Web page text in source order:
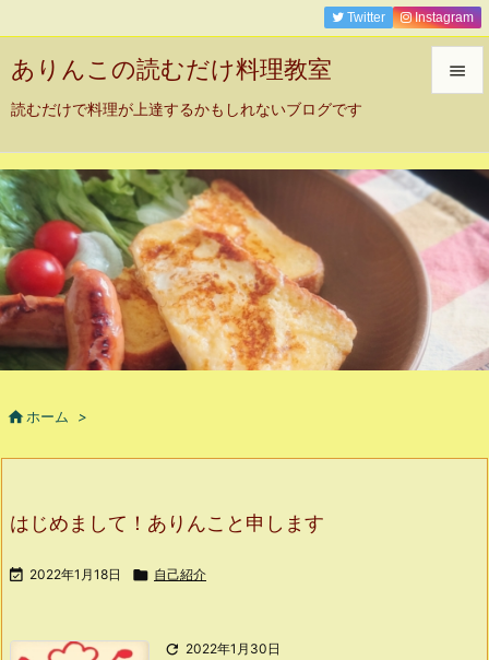
ありんこの読むだけ料理教室
読むだけで料理が上達するかもしれないブログです


サイド


次へ
検索
Twitter Instagram
ホーム >
はじめまして！ありんこと申します
 2022年1月18日  自己紹介
 2022年1月30日